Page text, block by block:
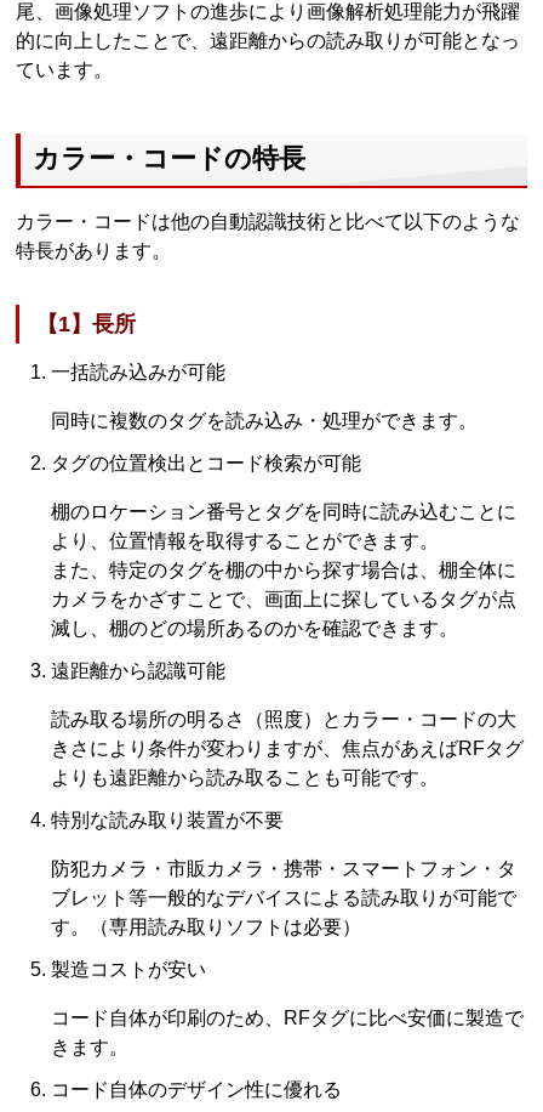
尾、画像処理ソフトの進歩により画像解析処理能力が飛躍
的に向上したことで、遠距離からの読み取りが可能となっ
ています。
カラー・コードの特長
カラー・コードは他の自動認識技術と比べて以下のような
特長があります。
【1】長所
一括読み込みが可能
同時に複数のタグを読み込み・処理ができます。
タグの位置検出とコード検索が可能
棚のロケーション番号とタグを同時に読み込むことに
より、位置情報を取得することができます。
また、特定のタグを棚の中から探す場合は、棚全体に
カメラをかざすことで、画面上に探しているタグが点
滅し、棚のどの場所あるのかを確認できます。
遠距離から認識可能
読み取る場所の明るさ（照度）とカラー・コードの大
きさにより条件が変わりますが、焦点があえばRFタグ
よりも遠距離から読み取ることも可能です。
特別な読み取り装置が不要
防犯カメラ・市販カメラ・携帯・スマートフォン・タ
ブレット等一般的なデバイスによる読み取りが可能で
す。（専用読み取りソフトは必要）
製造コストが安い
コード自体が印刷のため、RFタグに比べ安価に製造で
きます。
コード自体のデザイン性に優れる